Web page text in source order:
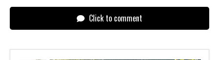
Click to comment